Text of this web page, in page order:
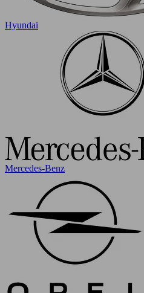
Hyundai
Mercedes-Benz